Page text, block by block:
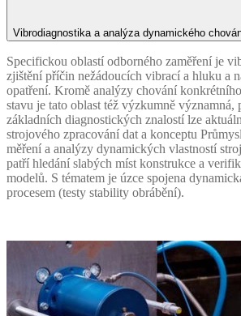
Vibrodiagnostika a analýza dynamického
Specifickou oblastí odborného zaměření je
zjištění příčin nežádoucích vibrací a hluku a
opatření. Kromě analýzy chování
stavu je tato oblast též výzkumně významná,
základních diagnostických znalostí lze
strojového zpracování dat a konceptu
měření a analýzy dynamických vlastností
patří hledání slabých míst konstrukce a
modelů. S tématem je úzce spojena
procesem (testy stability obrábění).